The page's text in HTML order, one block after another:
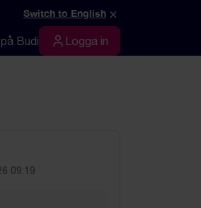
Switch to English ×
Budi Logga in
Logga in
09:19